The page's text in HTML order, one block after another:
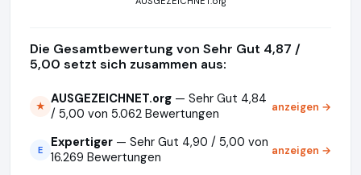
Die Gesamtbewertung von Sehr Gut 4,87 /
5,00 setzt sich zusammen aus:
★ AUSGEZEICHNET.org — Sehr Gut 4,84
/ 5,00 von 5.062 Bewertungen
anzeigen →
E Expertiger — Sehr Gut 4,90 / 5,00 von
16.269 Bewertungen
anzeigen →